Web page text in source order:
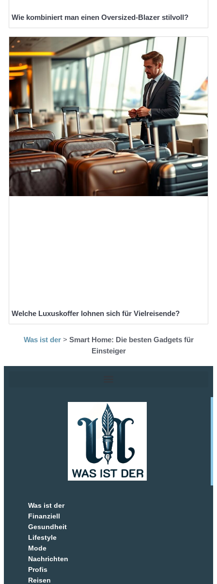
Wie kombiniert man einen Oversized-Blazer stilvoll?
Welche Luxuskoffer lohnen sich für Vielreisende?
Was ist der> Smart Home: Die besten Gadgets für
Einsteiger
Was ist der
Finanziell
Gesundheit
Lifestyle
Mode
Nachrichten
Profis
Reisen